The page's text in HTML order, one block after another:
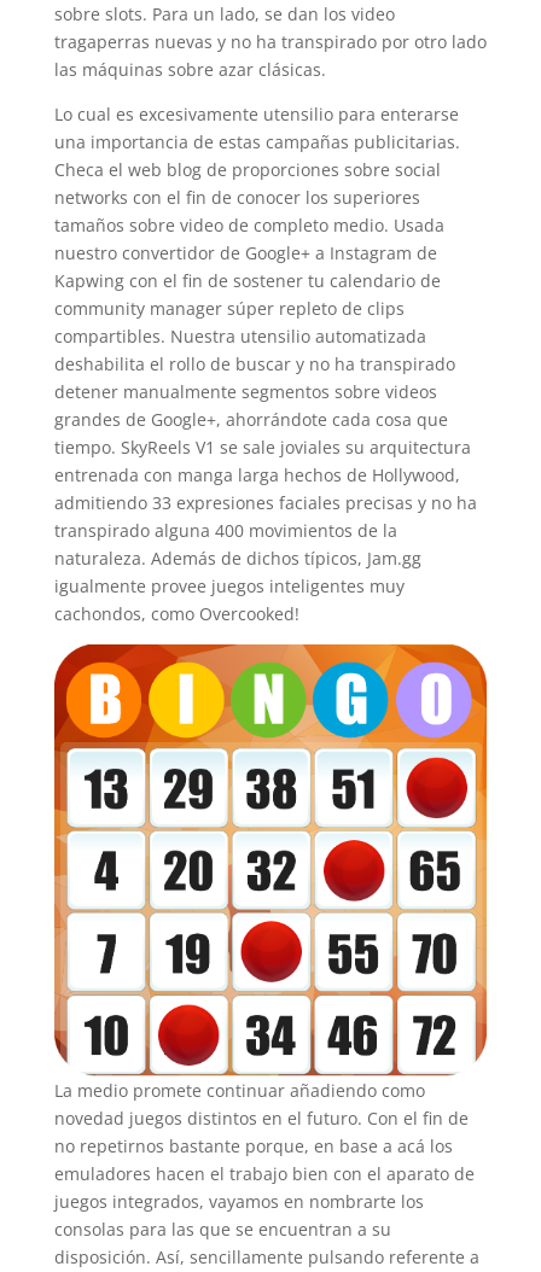
sobre slots. Para un lado, se dan los video
tragaperras nuevas y no ha transpirado por otro lado
las máquinas sobre azar clásicas.
Lo cual es excesivamente utensilio para enterarse
una importancia de estas campañas publicitarias.
Checa el web blog de proporciones sobre social
networks con el fin de conocer los superiores
tamaños sobre video de completo medio. Usada
nuestro convertidor de Google+ a Instagram de
Kapwing con el fin de sostener tu calendario de
community manager súper repleto de clips
compartibles. Nuestra utensilio automatizada
deshabilita el rollo de buscar y no ha transpirado
detener manualmente segmentos sobre videos
grandes de Google+, ahorrándote cada cosa que
tiempo. SkyReels V1 se sale joviales su arquitectura
entrenada con manga larga hechos de Hollywood,
admitiendo 33 expresiones faciales precisas y no ha
transpirado alguna 400 movimientos de la
naturaleza. Además de dichos típicos, Jam.gg
igualmente provee juegos inteligentes muy
cachondos, como Overcooked!
La medio promete continuar añadiendo como
novedad juegos distintos en el futuro. Con el fin de
no repetirnos bastante porque, en base a acá los
emuladores hacen el trabajo bien con el aparato de
juegos integrados, vayamos en nombrarte los
consolas para las que se encuentran a su
disposición. Así, sencillamente pulsando referente a